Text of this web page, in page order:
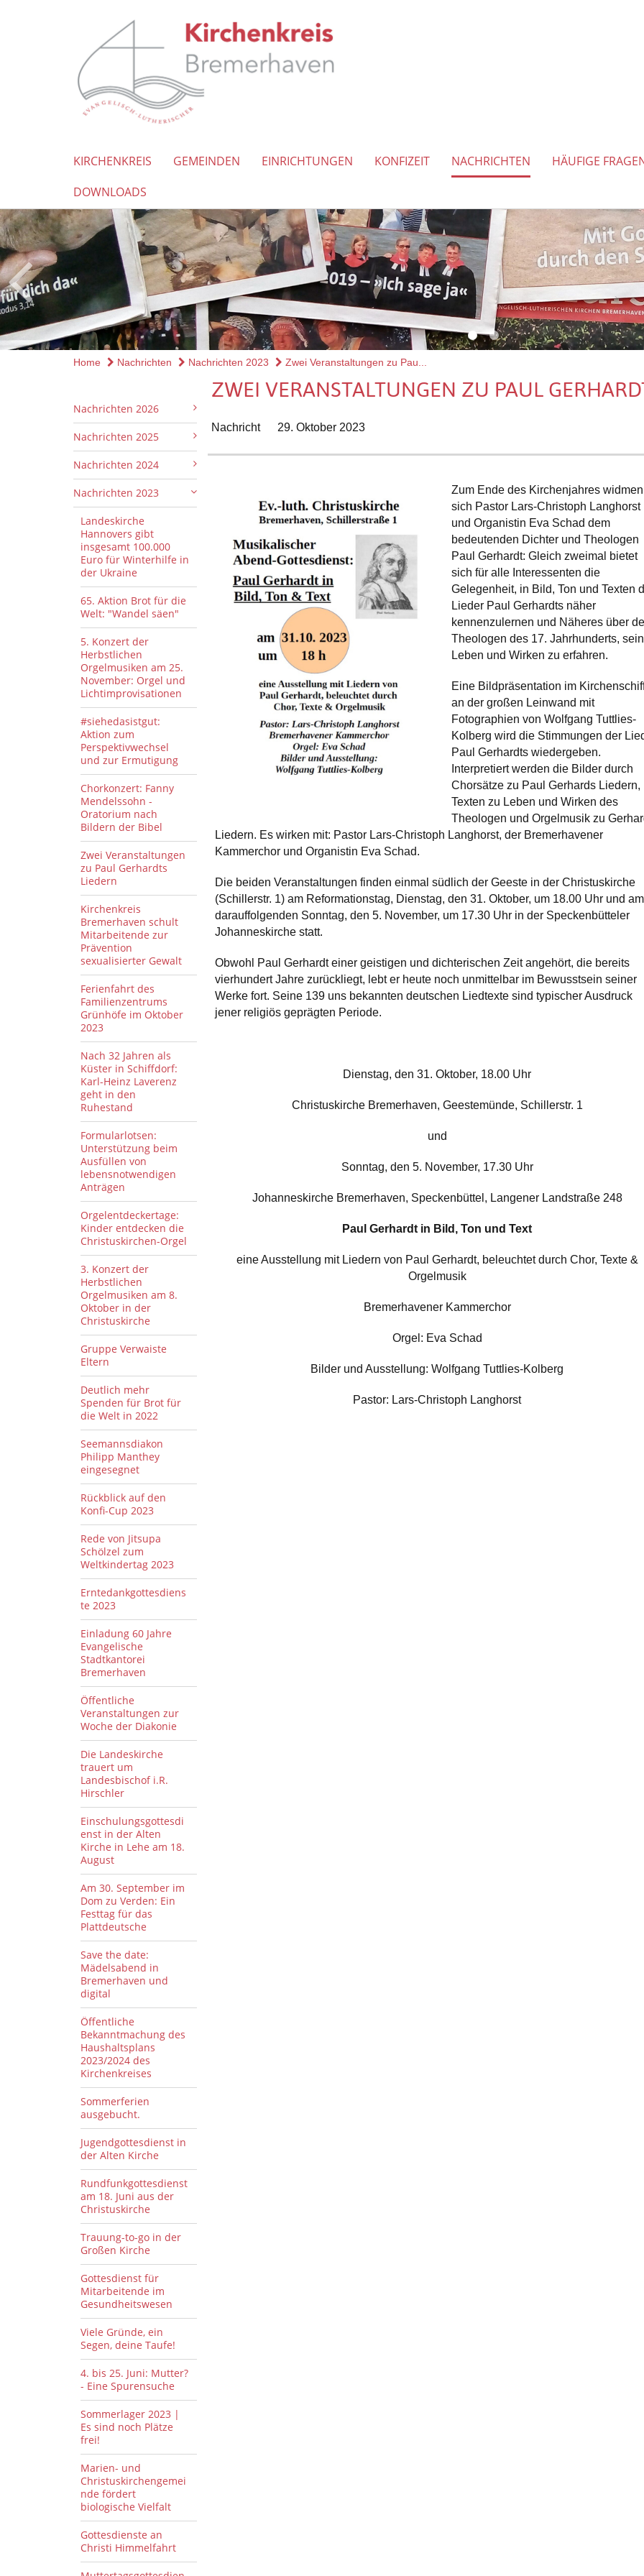
KIRCHENKREIS GEMEINDEN EINRICHTUNGEN KONFIZEIT NACHRICHTEN HÄUFIGE
DOWNLOADS
Home Nachrichten Nachrichten 2023 Zwei Veranstaltungen zu Pau...
Nachrichten 2026
Nachrichten 2025
Nachrichten 2024
Nachrichten 2023
Landeskirche
Hannovers gibt
insgesamt 100.000
Euro für Winterhilfe in
der Ukraine
65. Aktion Brot für die
Welt: "Wandel säen"
5. Konzert der
Herbstlichen
Orgelmusiken am 25.
November: Orgel und
Lichtimprovisationen
#siehedasistgut:
Aktion zum
Perspektivwechsel
und zur Ermutigung
Chorkonzert: Fanny
Mendelssohn -
Oratorium nach
Bildern der Bibel
Zwei Veranstaltungen
zu Paul Gerhardts
Liedern
Kirchenkreis
Bremerhaven schult
Mitarbeitende zur
Prävention
sexualisierter Gewalt
Ferienfahrt des
Familienzentrums
Grünhöfe im Oktober
2023
Nach 32 Jahren als
Küster in Schiffdorf:
Karl-Heinz Laverenz
geht in den
Ruhestand
Formularlotsen:
Unterstützung beim
Ausfüllen von
lebensnotwendigen
Anträgen
Orgelentdeckertage:
Kinder entdecken die
Christuskirchen-Orgel
3. Konzert der
Herbstlichen
Orgelmusiken am 8.
Oktober in der
Christuskirche
Gruppe Verwaiste
Eltern
Deutlich mehr
Spenden für Brot für
die Welt in 2022
Seemannsdiakon
Philipp Manthey
eingesegnet
Rückblick auf den
Konfi-Cup 2023
Rede von Jitsupa
Schölzel zum
Weltkindertag 2023
Erntedankgottesdiens
te 2023
Einladung 60 Jahre
Evangelische
Stadtkantorei
Bremerhaven
Öffentliche
Veranstaltungen zur
Woche der Diakonie
Die Landeskirche
trauert um
Landesbischof i.R.
Hirschler
Einschulungsgottesdi
enst in der Alten
Kirche in Lehe am 18.
August
Am 30. September im
Dom zu Verden: Ein
Festtag für das
Plattdeutsche
Save the date:
Mädelsabend in
Bremerhaven und
digital
Öffentliche
Bekanntmachung des
Haushaltsplans
2023/2024 des
Kirchenkreises
Sommerferien
ausgebucht.
Jugendgottesdienst in
der Alten Kirche
Rundfunkgottesdienst
am 18. Juni aus der
Christuskirche
Trauung-to-go in der
Großen Kirche
Gottesdienst für
Mitarbeitende im
Gesundheitswesen
Viele Gründe, ein
Segen, deine Taufe!
4. bis 25. Juni: Mutter?
- Eine Spurensuche
Sommerlager 2023 |
Es sind noch Plätze
frei!
Marien- und
Christuskirchengemei
nde fördert
biologische Vielfalt
Gottesdienste an
Christi Himmelfahrt
ZWEI VERANSTALTUNGEN ZU PAUL
Nachricht 29. Oktober 2023
Zum Ende des Kirchenjahres widmen
sich Pastor Lars-Christoph Langhorst
und Organistin Eva Schad dem
bedeutenden Dichter und Theologen
Paul Gerhardt: Gleich zweimal bietet
sich für alle Interessenten die
Gelegenheit, in Bild, Ton und Texten
Lieder Paul Gerhardts näher
kennenzulernen und Näheres über
Theologen des 17. Jahrhunderts, sein
Leben und Wirken zu erfahren.
Eine Bildpräsentation im
an der großen Leinwand mit
Fotographien von Wolfgang Tuttlies-
Kolberg wird die Stimmungen der
Paul Gerhardts wiedergeben.
Interpretiert werden die Bilder durch
Chorsätze zu Paul Gerhards Liedern,
Texten zu Leben und Wirken des
Theologen und Orgelmusik zu
Liedern. Es wirken mit: Pastor Lars-Christoph Langhorst, der Bremerhavener
Kammerchor und Organistin Eva Schad.
Die beiden Veranstaltungen finden einmal südlich der Geeste in der Christuskirche
(Schillerstr. 1) am Reformationstag, Dienstag, den 31. Oktober, um 18.00 Uhr und am
darauffolgenden Sonntag, den 5. November, um 17.30 Uhr in der Speckenbütteler
Johanneskirche statt.
Obwohl Paul Gerhardt einer geistigen und dichterischen Zeit angehört, die bereits
vierhundert Jahre zurückliegt, lebt er heute noch unmittelbar im Bewusstsein seiner
Werke fort. Seine 139 uns bekannten deutschen Liedtexte sind typischer Ausdruck
jener religiös geprägten Periode.
Dienstag, den 31. Oktober, 18.00 Uhr
Christuskirche Bremerhaven, Geestemünde, Schillerstr. 1
und
Sonntag, den 5. November, 17.30 Uhr
Johanneskirche Bremerhaven, Speckenbüttel, Langener Landstraße 248
Paul Gerhardt in Bild, Ton und Text
eine Ausstellung mit Liedern von Paul Gerhardt, beleuchtet durch Chor, Texte &
Orgelmusik
Bremerhavener Kammerchor
Orgel: Eva Schad
Bilder und Ausstellung: Wolfgang Tuttlies-Kolberg
Pastor: Lars-Christoph Langhorst